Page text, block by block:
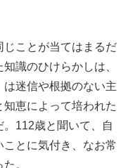
ことが当てはまるだ
識のひけらかしは、
迷信や根拠のない主
恵によって培われた
112歳と聞いて、自
とに気付き、なお常
。